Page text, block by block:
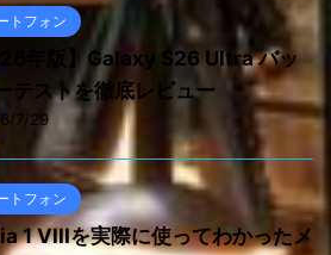
トフォン
年版】Galaxy S26 Ultra バッ
テストを徹底レビュー
7/29
トフォン
1 VIIIを実際に使ってわかったメ